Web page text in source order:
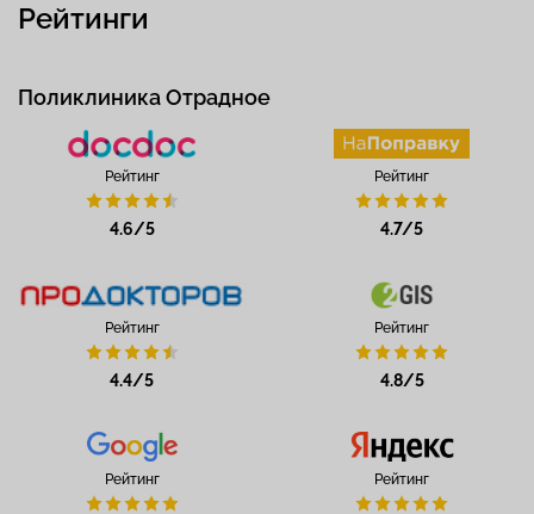
Рейтинги
Поликлиника Отрадное
Рейтинг
4.6/5
Рейтинг
4.7/5
Рейтинг
4.4/5
Рейтинг
4.8/5
Рейтинг Рейтинг